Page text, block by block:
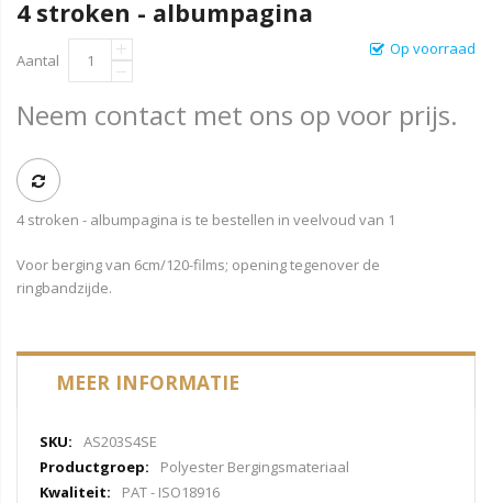
4 stroken - albumpagina
Op voorraad
Aantal
Neem contact met ons op voor prijs.
4 stroken - albumpagina is te bestellen in veelvoud van 1
Voor berging van 6cm/120-films; opening tegenover de
ringbandzijde.
MEER INFORMATIE
Meer
informatie
AS203S4SE
Polyester Bergingsmateriaal
PAT - ISO18916